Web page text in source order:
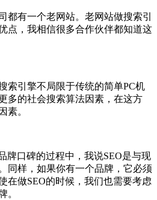
都有一个老网站。老网站做搜索引
点，我相信很多合作伙伴都知道这
索引擎不局限于传统的简单PC机
多的社会搜索算法因素，在这方
素。
牌口碑的过程中，我说SEO是与现
同样，如果你有一个品牌，它必须
在做SEO的时候，我们也需要考虑
。